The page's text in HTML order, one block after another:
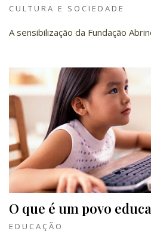
CULTURA E SOCIEDADE
A sensibilização da Fundação
O que é um povo
EDUCAÇÃO